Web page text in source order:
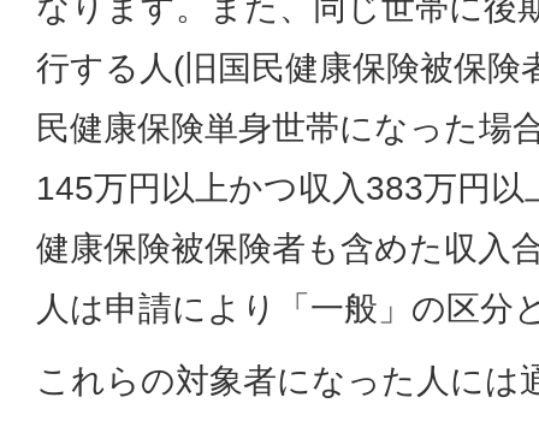
なります。また、同じ世帯に後
行する人(旧国民健康保険被保険
民健康保険単身世帯になった場
145万円以上かつ収入383万円
健康保険被保険者も含めた収入
人は申請により「一般」の区分
これらの対象者になった人には